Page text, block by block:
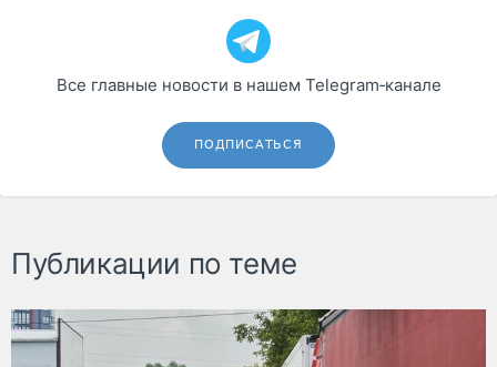
Все главные новости в нашем Telegram‑канале
ПОДПИСАТЬСЯ
Публикации по теме